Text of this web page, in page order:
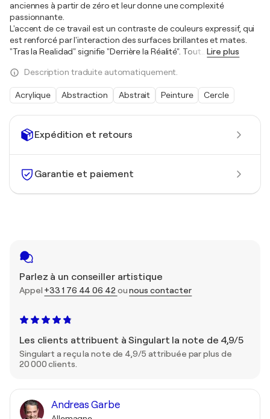
Expédition et retours
Garantie et paiement
Parlez à un conseiller artistique
Appel +33 1 76 44 06 42ounous contacter
Les clients attribuent à Singulart la note de 4,9/5
Singulart a reçu la note de 4,9/5 attribuée par plus de
20 000 clients.
Andreas Garbe
anciennes à partir de zéro et leur donne une complexité
passionnante.
L'accent de ce travail est un contraste de couleurs expressif, qui
est renforcé par l'interaction des surfaces brillantes et mates.
"Tras la Realidad" signifie "Derrière la Réalité". Tout… Lire plus
Description traduite automatiquement.
Acrylique Abstraction Abstrait Peinture Cercle